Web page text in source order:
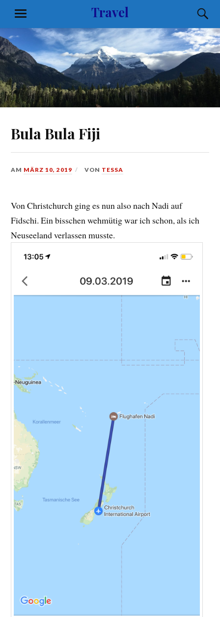
Inhalt
springen
Travel
MENÜ
Bula Bula Fiji
AM MÄRZ 10, 2019 VON TESSA
Von Christchurch ging es nun also nach Nadi auf
Fidschi. Ein bisschen wehmütig war ich schon, als ich
Neuseeland verlassen musste.